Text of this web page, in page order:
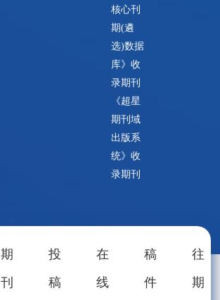
核心刊
期(遴
选)数据
库》收
录期刊
《超星
期刊域
出版系
统》收
录期刊
康、医
学、生活
方式和健
康科普的
杂志。我
是为广大
读者提供
期
刊
投
稿
在
线
稿
件
往
期